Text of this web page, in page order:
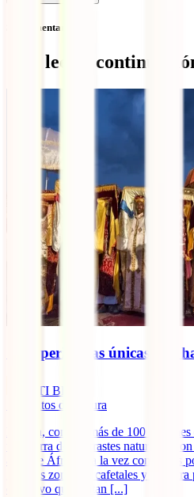
Sin comentarios
Qué leer a
10 experiencias únicas que
IATI Blog
minutos de lectura
Etiopía, con sus más de 100 millones
una tierra de contrastes naturales,
altas de África y a la vez con zonas
grandes zonas de cafetales y por
en activo que quitan [...]